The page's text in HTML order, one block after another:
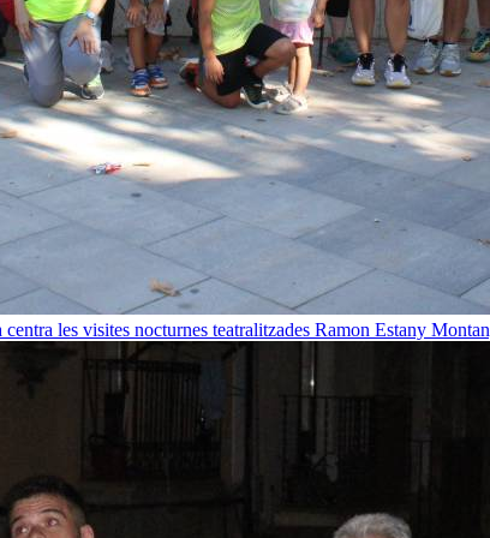
les visites nocturnes teatralitzades Ramon Estany